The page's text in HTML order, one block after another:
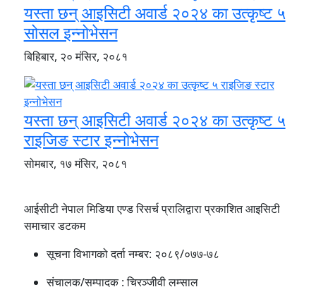
यस्ता छन् आइसिटी अवार्ड २०२४ का उत्कृष्ट ५
सोसल इन्नोभेसन
बिहिबार, २० मंसिर, २०८१
यस्ता छन् आइसिटी अवार्ड २०२४ का उत्कृष्ट ५
राइजिङ स्टार इन्नोभेसन
सोमबार, १७ मंसिर, २०८१
आईसीटी नेपाल मिडिया एण्ड रिसर्च प्रालिद्वारा प्रकाशित आइसिटी
समाचार डटकम
सूचना विभागको दर्ता नम्बर: २०८९/०७७-७८
संचालक/सम्पादक :चिरञ्जीवी लम्साल